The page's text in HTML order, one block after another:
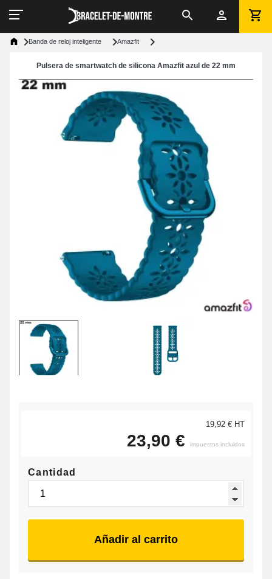
Banda de reloj inteligente Amazfit
Pulsera de smartwatch de silicona Amazfit azul de 22 mm
19,92 € HT
23,90 € impuestos incluidos
Cantidad
Añadir al carrito